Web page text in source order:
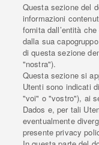
Questa sezione del
informazioni
fornita dall’entità
dalla sua
di questa sezione
"nostra").
Questa sezione si
Utenti sono indicati
"voi" o "vostro"), ai
Dados e, per tali
eventualmente
presente privacy